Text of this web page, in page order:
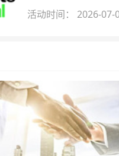
金即可参与！
活动时间： 2026-07-